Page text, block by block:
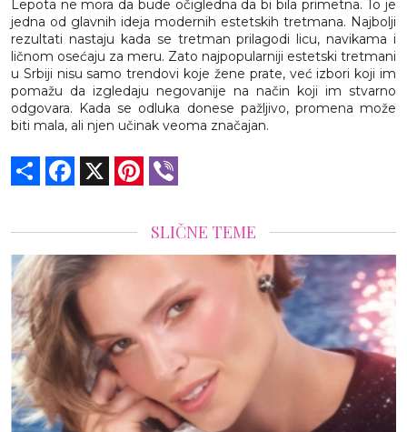
Lepota ne mora da bude očigledna da bi bila primetna. To je
jedna od glavnih ideja modernih estetskih tretmana. Najbolji
rezultati nastaju kada se tretman prilagodi licu, navikama i
ličnom osećaju za meru. Zato najpopularniji estetski tretmani
u Srbiji nisu samo trendovi koje žene prate, već izbori koji im
pomažu da izgledaju negovanije na način koji im stvarno
odgovara. Kada se odluka donese pažljivo, promena može
biti mala, ali njen učinak veoma značajan.
Share Facebook Pinterest
SLIČNE TEME